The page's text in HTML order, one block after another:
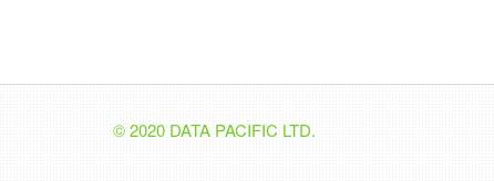
© 2020 DATA PACIFIC LTD.